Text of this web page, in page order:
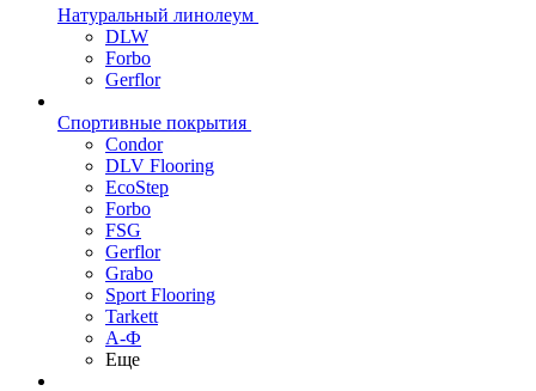
Натуральный линолеум
DLW
Forbo
Gerflor
Спортивные покрытия
Condor
DLV Flooring
EcoStep
Forbo
FSG
Gerflor
Grabo
Sport Flooring
Tarkett
А-Ф
Еще